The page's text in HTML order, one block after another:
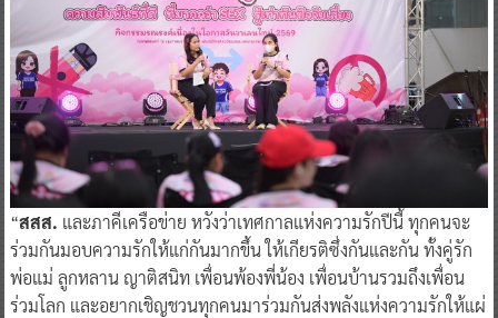
“สสส. และภาคีเครือข่าย หวังว่าเทศกาลแห่งความรักปีนี้ ทุกคนจะ
ร่วมกันมอบความรักให้แก่กันมากขึ้น ให้เกียรติซึ่งกันและกัน ทั้งคู่รัก
พ่อแม่ ลูกหลาน ญาติสนิท เพื่อนพ้องพี่น้อง เพื่อนบ้านรวมถึงเพื่อน
ร่วมโลก และอยากเชิญชวนทุกคนมาร่วมกันส่งพลังแห่งความรักให้แผ่